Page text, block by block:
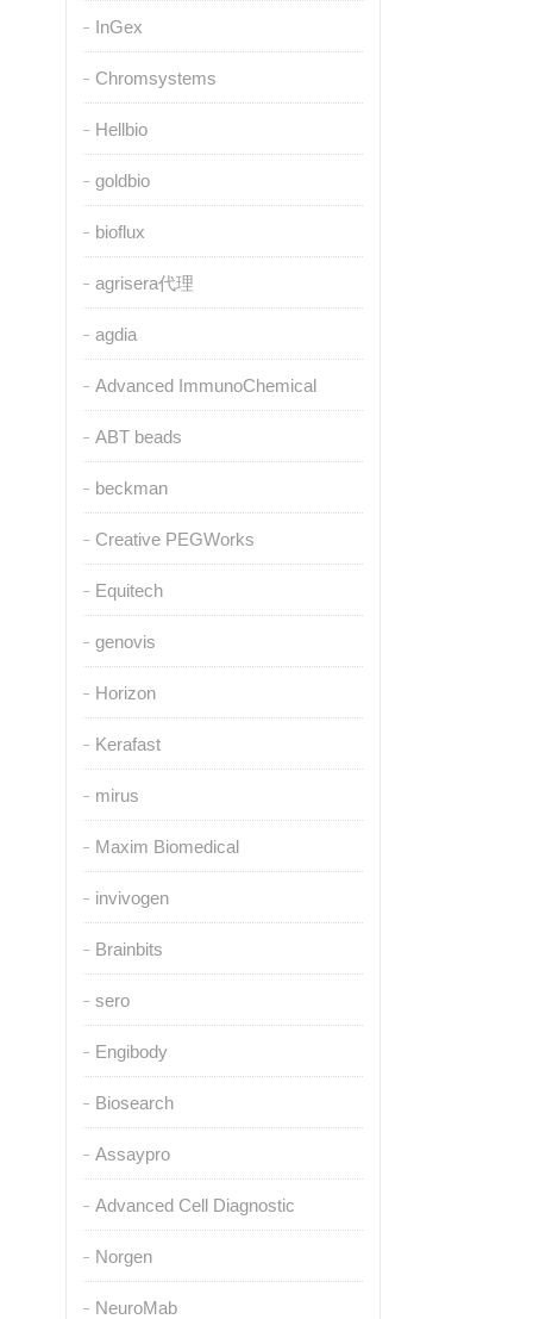
InGex
Chromsystems
Hellbio
goldbio
bioflux
agrisera代理
agdia
Advanced ImmunoChemical
ABT beads
beckman
Creative PEGWorks
Equitech
genovis
Horizon
Kerafast
mirus
Maxim Biomedical
invivogen
Brainbits
sero
Engibody
Biosearch
Assaypro
Advanced Cell Diagnostic
Norgen
NeuroMab